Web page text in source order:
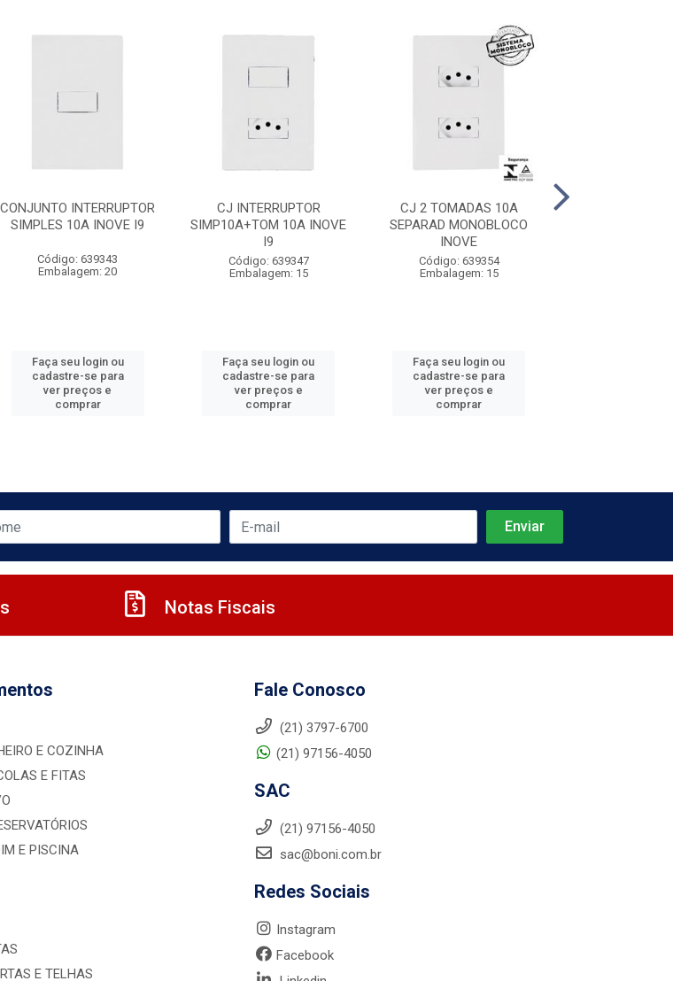
CONJUNTO INTERRUPTOR
SIMPLES 10A INOVE I9
Código: 639343
Embalagem: 20
Faça seu login ou
cadastre-se para
ver preços e
comprar
CJ INTERRUPTOR
SIMP10A+TOM 10A INOVE
I9
Código: 639347
Embalagem: 15
Faça seu login ou
cadastre-se para
ver preços e
comprar
CJ 2 TOMADAS 10A
SEPARAD MONOBLOCO
INOVE
Código: 639354
Embalagem: 15
Faça seu login ou
cadastre-se para
ver preços e
comprar
Notas Fiscais
E COZINHA
E FITAS
E PISCINA
E TELHAS
Fale Conosco
(21) 3797-6700
(21) 97156-4050
SAC
(21) 97156-4050
sac@boni.com.br
Redes Sociais
Instagram
Facebook